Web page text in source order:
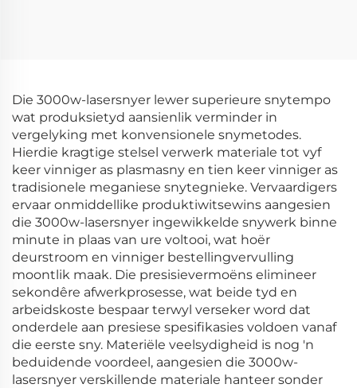
Die 3000w-lasersnyer lewer superieure snytempo
wat produksietyd aansienlik verminder in
vergelyking met konvensionele snymetodes.
Hierdie kragtige stelsel verwerk materiale tot vyf
keer vinniger as plasmasny en tien keer vinniger as
tradisionele meganiese snytegnieke. Vervaardigers
ervaar onmiddellike produktiwitsewins aangesien
die 3000w-lasersnyer ingewikkelde snywerk binne
minute in plaas van ure voltooi, wat hoër
deurstroom en vinniger bestellingvervulling
moontlik maak. Die presisievermoëns elimineer
sekondêre afwerkprosesse, wat beide tyd en
arbeidskoste bespaar terwyl verseker word dat
onderdele aan presiese spesifikasies voldoen vanaf
die eerste sny. Materiële veelsydigheid is nog 'n
beduidende voordeel, aangesien die 3000w-
lasersnyer verskillende materiale hanteer sonder